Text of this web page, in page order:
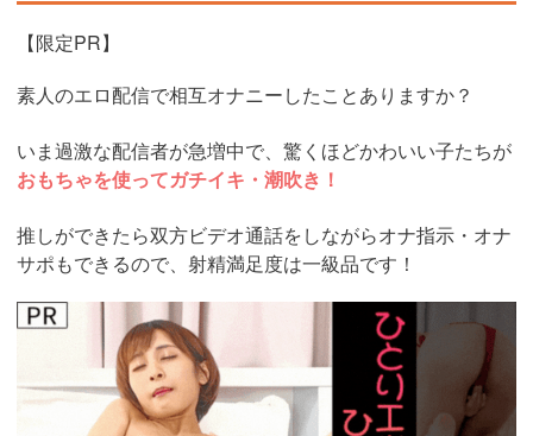
【限定PR】
素人のエロ配信で相互オナニーしたことありますか？
いま過激な配信者が急増中で、驚くほどかわいい子たちが
おもちゃを使ってガチイキ・潮吹き！
推しができたら双方ビデオ通話をしながらオナ指示・オナ
サポもできるので、射精満足度は一級品です！
https://www.j-
live.tv/LiveChat/acs.php?
si=jwchatt&pid=MLA5661_0004&pa=lp40.php